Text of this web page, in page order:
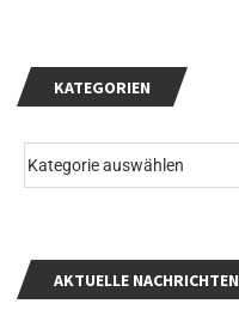
KATEGORIEN
AKTUELLE NACHRICHTEN